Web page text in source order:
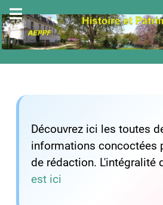
Découvrez ici les toutes
informations concoctées
de rédaction. L'intégralité
est ici